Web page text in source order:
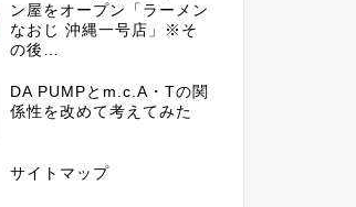
ン屋をオープン「ラーメン
なおじ 沖縄一号店」※そ
の後…
DA PUMPとm.c.A・Tの関
係性を改めて考えてみた
サイトマップ